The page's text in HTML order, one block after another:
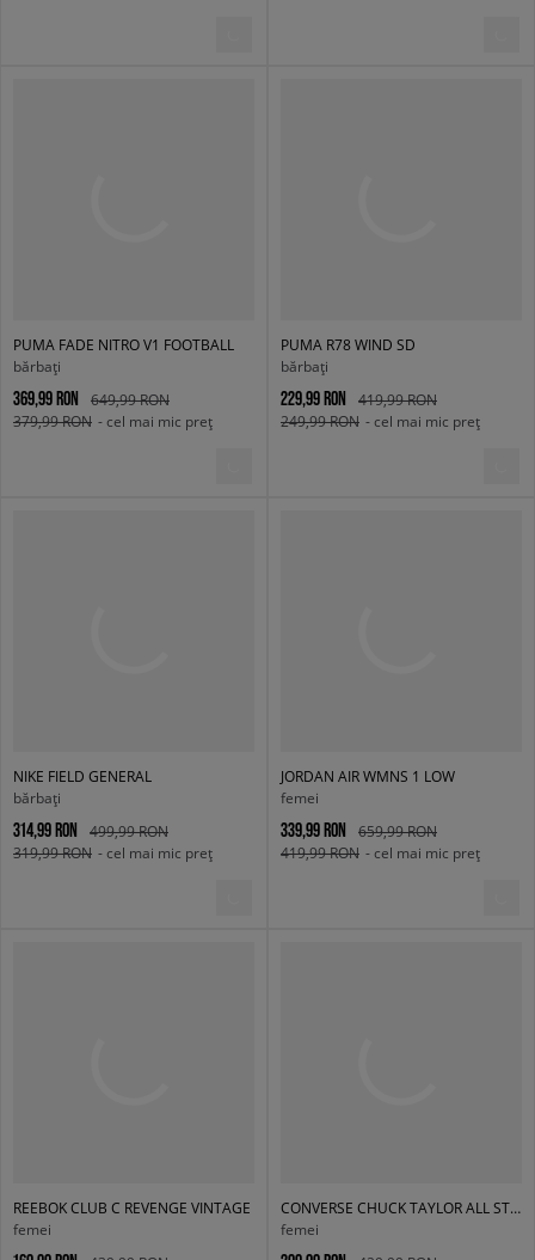
PUMA FADE NITRO V1 FOOTBALL
bărbați
369,99 RON
649,99 RON
379,99 RON - cel mai mic preț
PUMA R78 WIND SD
bărbați
229,99 RON
419,99 RON
249,99 RON - cel mai mic preț
NIKE FIELD GENERAL
bărbați
314,99 RON
499,99 RON
319,99 RON - cel mai mic preț
JORDAN AIR WMNS 1 LOW
femei
339,99 RON
659,99 RON
419,99 RON - cel mai mic preț
REEBOK CLUB C REVENGE VINTAGE
femei
CONVERSE CHUCK TAYLOR ALL STAR CRUISE
femei